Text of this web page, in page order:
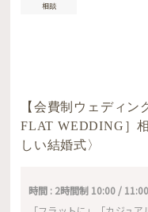
相談
【会費制ウェディ
FLAT WEDDING］
しい結婚式〉
時間 : 2時間制 10:00 /